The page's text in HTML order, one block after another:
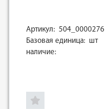
Артикул: 504_0000276
Базовая единица: шт
наличие: